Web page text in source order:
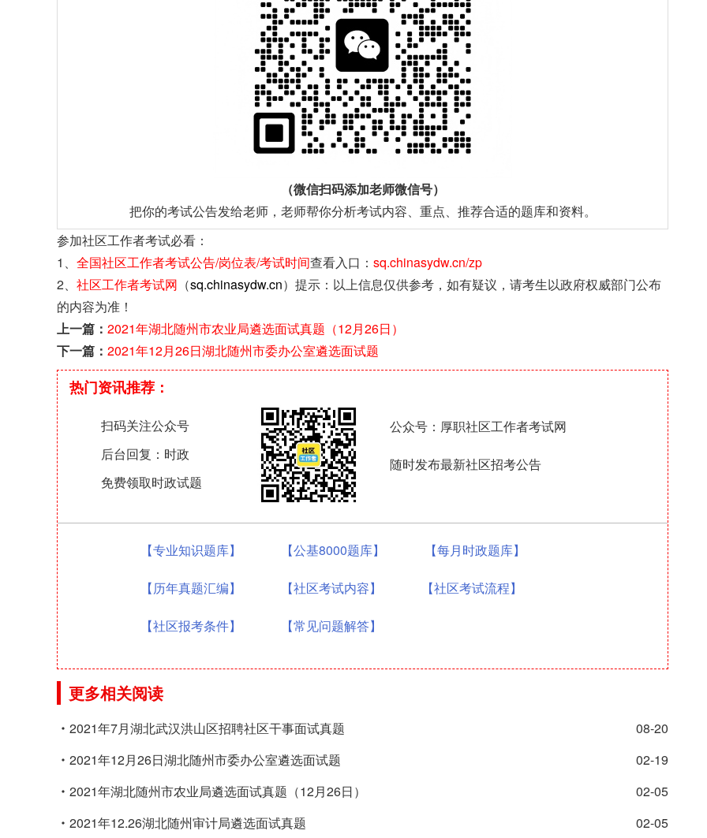
（微信扫码添加老师微信号）
把你的考试公告发给老师，老师帮你分析考试内容、重点、推荐合适的题库和资料。
参加社区工作者考试必看：
1、 全国社区工作者考试公告/岗位表/考试时间查看入口： sq.chinasydw.cn/zp
2、 社区工作者考试网 （sq.chinasydw.cn）提示：以上信息仅供参考，如有疑议，请考生以政府权威部门公布
的内容为准！
上一篇： 2021年湖北随州市农业局遴选面试真题（12月26日）
下一篇： 2021年12月26日湖北随州市委办公室遴选面试题
热门资讯推荐：
扫码关注公众号
后台回复：时政
免费领取时政试题
公众号：厚职社区工作者考试网
随时发布最新社区招考公告
【专业知识题库】 【公基8000题库】 【每月时政题库】
【历年真题汇编】 【社区考试内容】 【社区考试流程】
【社区报考条件】 【常见问题解答】
更多相关阅读
2021年7月湖北武汉洪山区招聘社区干事面试真题
08-20
2021年12月26日湖北随州市委办公室遴选面试题
02-19
2021年湖北随州市农业局遴选面试真题（12月26日）
02-05
2021年12.26湖北随州审计局遴选面试真题
02-05